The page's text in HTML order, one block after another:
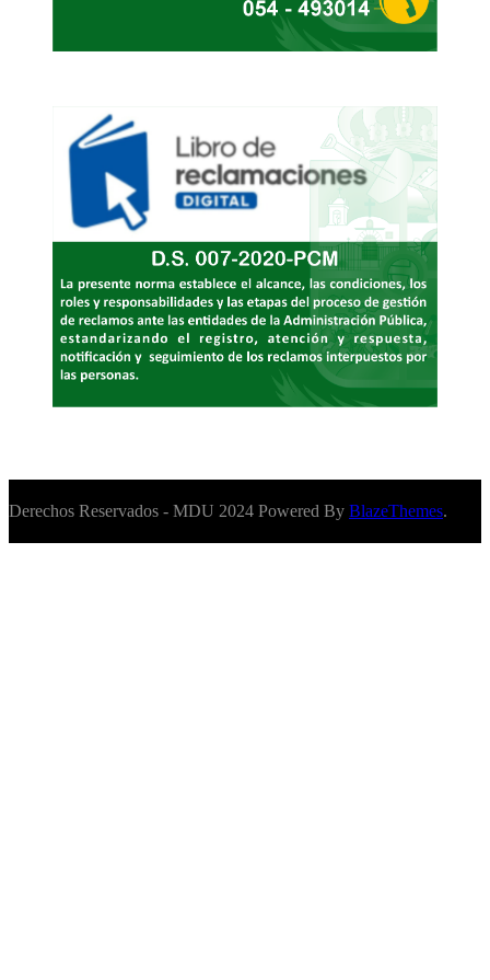
Derechos Reservados - MDU 2024 Powered By BlazeThemes.